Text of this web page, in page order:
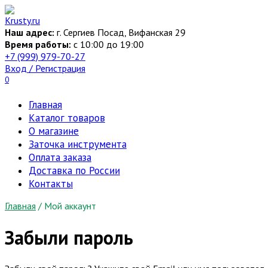
Перейти
к
содержанию
Наш адрес: г. Сергиев Посад, Вифанская 29
Время работы: c 10:00 до 19:00
+7 (999) 979-70-27
Вход / Регистрация
0
Главная
Каталог товаров
О магазине
Заточка инструмента
Оплата заказа
Доставка по России
Контакты
Главная / Мой аккаунт
Забыли пароль